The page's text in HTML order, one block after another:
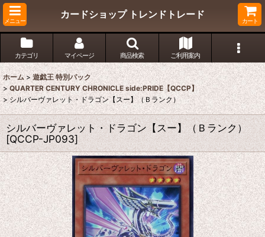
メニュー
カードショップ トレンドトレード
カート
カテゴリ マイページ 商品検索 ご利用案内
ホーム > 遊戯王 特別パック
> QUARTER CENTURY CHRONICLE side:PRIDE【QCCP】
> シルバーヴァレット・ドラゴン【スー】（Ｂランク）
シルバーヴァレット・ドラゴン【スー】（Ｂランク）
[QCCP-JP093]